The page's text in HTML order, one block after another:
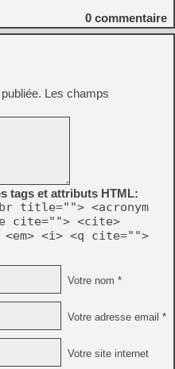
0 commentaire
Les champs
tags et attributs HTML:
title=""> <acronym
cite=""> <cite>
<em> <i> <q cite="">
Votre nom *
Votre adresse email *
Votre site internet